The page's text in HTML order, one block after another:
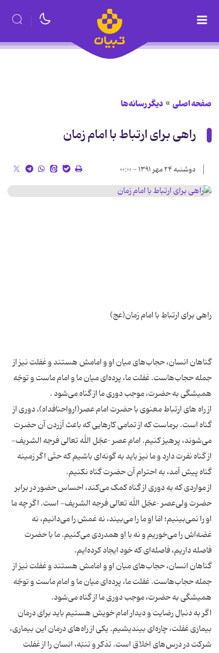
صفحه اصلی دیگر رسانه‌ها
راهی برای ارتباط با امام زمان
دوشنبه ۲۴ مهر ۱۳۹۱ - ۰۰:۰۰
گناهان انسان، حجاب‌های میان او و امامش هستند و غفلت نیز از
جمله حجاب‌هاست. غفلت ما، پرده‌ای میان ما و امام ماست و توجّه
از راه های ارتباط معنوی با حضرت امام عصر(ارواحنافداه)، دوری از
گناه است. برماست که از تمامی کارهایی که باعث آزردن آن حضرت
می‌شوند، پرهیز کنیم. امام عصر –عجّل الله تعالی فرجه الشریف-
از گناه نفرت دارد و ما نیز باید به گونه‌ای باشیم که حتّی اگر زمینه
از مواردی که به دوری از گناه کمک می‌کند، احساس حضور در برابر
حضرت ولی‌عصر –عجّل الله تعالی فرجه الشریف- است. اگر چه ما
او را نمی‌بینیم؛ امّا او ما را می‌بیند، نه غمش را می‌دانیم، نه
غصّه‌اش را می‌خوریم و نه با او همدردی می‌کنیم. ما با حضرت
گناهان انسان، حجاب‌های میان او و امامش هستند و غفلت نیز از
جمله حجاب‌هاست. غفلت ما، پرده‌ای میان ما و امام ماست و توجّه
اگر به دنبال رضایت و دیدار امام خویش هستیم باید برای درمان
بیماری غفلت، چاره‌ای بیندیشیم. یکی از راه‌های درمان این بیماری،
شرکت در درس‌های اخلاق است. تذکر و تنبّه، انسان را از غفلت